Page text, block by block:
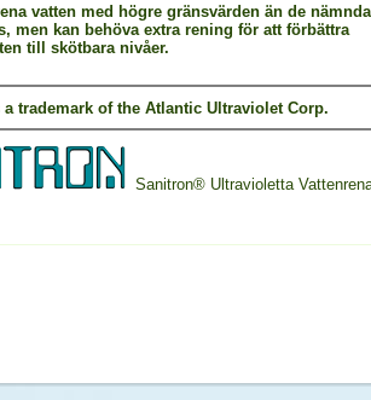
vatten med högre gränsvärden än de
men kan behöva extra rening för att förbättra
till skötbara nivåer.
a trademark of the Atlantic Ultraviolet Corp.
Sanitron® Ultravioletta